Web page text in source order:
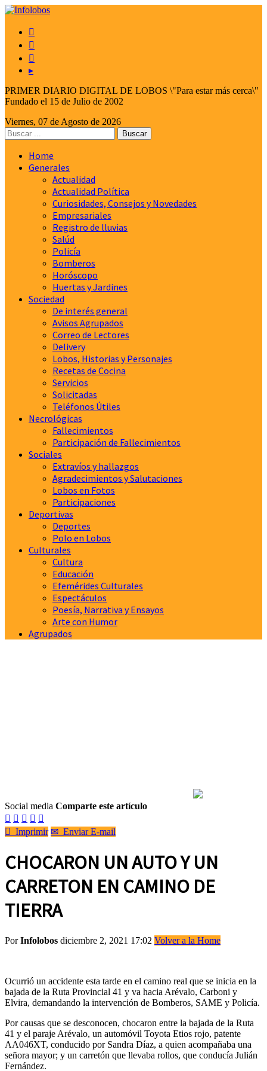



▸
PRIMER DIARIO DIGITAL DE LOBOS \"Para estar más cerca\"
Fundado el 15 de Julio de 2002
Viernes, 07 de Agosto de 2026
Home
Generales
Actualidad
Actualidad Política
Curiosidades, Consejos y Novedades
Empresariales
Registro de lluvias
Salúd
Policía
Bomberos
Horóscopo
Huertas y Jardines
Sociedad
De interés general
Avisos Agrupados
Correo de Lectores
Delivery
Lobos, Historias y Personajes
Recetas de Cocina
Servicios
Solicitadas
Teléfonos Útiles
Necrológicas
Fallecimientos
Participación de Fallecimientos
Sociales
Extravíos y hallazgos
Agradecimientos y Salutaciones
Lobos en Fotos
Participaciones
Deportivas
Deportes
Polo en Lobos
Culturales
Cultura
Educación
Efemérides Culturales
Espectáculos
Poesía, Narrativa y Ensayos
Arte con Humor
Agrupados
Social media Comparte este artículo
    
 Imprimir ✉ Enviar E-mail
CHOCARON UN AUTO Y UN
CARRETON EN CAMINO DE
TIERRA
PorInfolobos diciembre 2, 2021 17:02 Volver a la Home
Ocurrió un accidente esta tarde en el camino real que se inicia en la
bajada de la Ruta Provincial 41 y va hacia Arévalo, Carboni y
Elvira, demandando la intervención de Bomberos, SAME y Policía.
Por causas que se desconocen, chocaron entre la bajada de la Ruta
41 y el paraje Arévalo, un automóvil Toyota Etios rojo, patente
AA046XT, conducido por Sandra Díaz, a quien acompañaba una
señora mayor; y un carretón que llevaba rollos, que conducía Julián
Fernández.